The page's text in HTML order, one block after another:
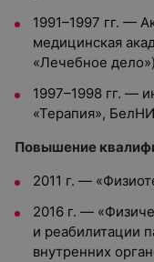
1991–1997 гг. —
медицинская
«Лечебное
1997–1998 гг. —
«Терапия»,
Повышение
2011 г. —
2016 г. —
и реабилитации
внутренних